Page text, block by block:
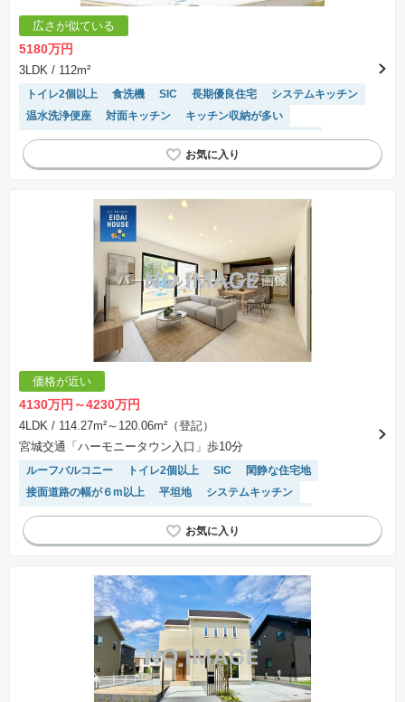
広さが似ている
5180万円
3LDK / 112m²
トイレ2個以上 食洗機 SIC 長期優良住宅
システムキッチン
温水洗浄便座
対面キッチン
キッチン収納が多い
モニター付きインターホン
WIC IHクッキングヒーター
価格が近い
4130万円～4230万円
4LDK / 114.27m²～120.06m²（登記）
宮城交通「ハーモニータウン入口」歩10分
ルーフバルコニー トイレ2個以上 SIC
閑静な住宅地
接面道路の幅が６m以上
平坦地
システムキッチン
温水洗浄便座
モニター付きインターホン
浴室乾燥機
IHクッキングヒーター